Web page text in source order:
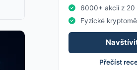
6000+ akcií z 20
Fyzické
Přečíst